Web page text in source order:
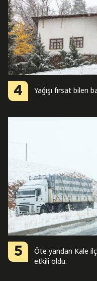
4 Yağışı fırsat bilen
5
Öte yandan Kale
etkili oldu.